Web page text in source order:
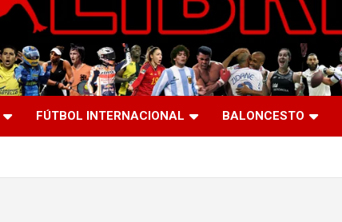
FÚTBOL INTERNACIONAL BALONCESTO